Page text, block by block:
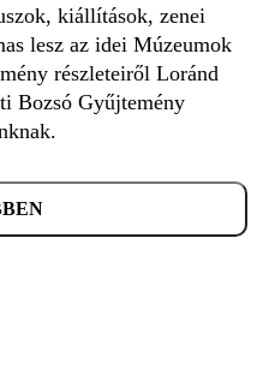
kiállítások, zenei
lesz az idei Múzeumok
részleteiről Loránd
Bozsó Gyűjtemény